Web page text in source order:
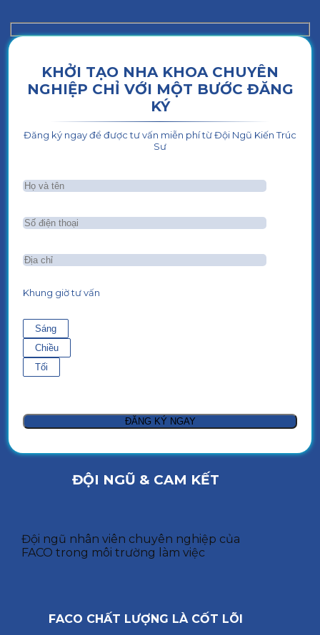
KHỞI TẠO NHA KHOA CHUYÊN
NGHIỆP CHỈ VỚI MỘT BƯỚC ĐĂNG
KÝ
Đăng ký ngay để được tư vấn miễn phí từ Đội Ngũ Kiến Trúc
Sư
Khung giờ tư vấn
Sáng
Chiều
Tối
ĐỘI NGŨ & CAM KẾT
Đội ngũ nhân viên chuyên nghiệp của
FACO trong môi trường làm việc
FACO CHẤT LƯỢNG LÀ CỐT LÕI